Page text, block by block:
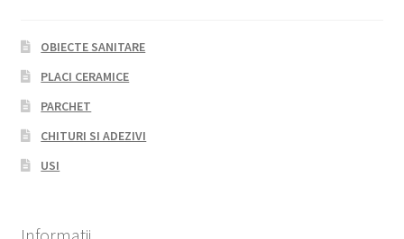
OBIECTE SANITARE
PLACI CERAMICE
PARCHET
CHITURI SI ADEZIVI
USI